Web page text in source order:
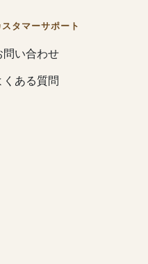
スタマーサポート
問い合わせ
くある質問